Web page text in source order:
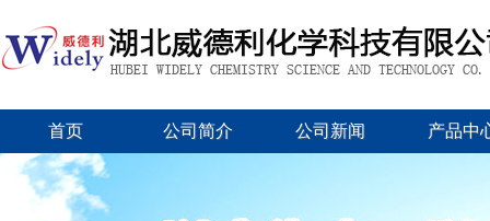
首页 公司简介 公司新闻 产品中